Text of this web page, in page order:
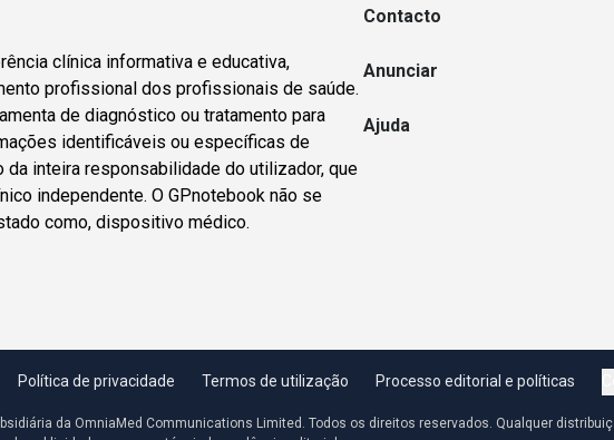
clínica informativa e educativa,
profissional dos profissionais de saúde.
de diagnóstico ou tratamento para
identificáveis ou específicas de
inteira responsabilidade do utilizador, que
independente. O GPnotebook não se
como, dispositivo médico.
Contacto
Anunciar
Ajuda
Política de privacidade Termos de utilização Processo editorial e políticas
da OmniaMed Communications Limited. Todos os direitos reservados. Qualquer